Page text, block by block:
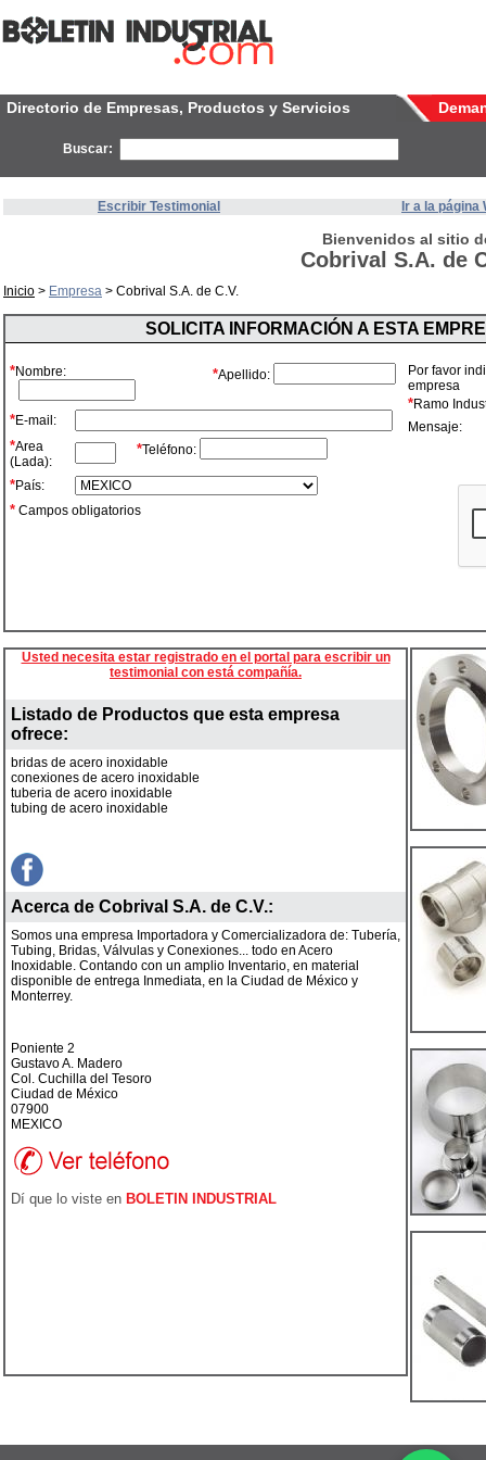
Directorio de Empresas, Productos y Servicios
Buscar:
Escribir Testimonial Ir a la página
Bienvenidos al sitio
Cobrival S.A. de
Inicio > Empresa > Cobrival S.A. de C.V.
SOLICITA INFORMACIÓN A ESTA
*Nombre: *Apellido:
*E-mail:
*Area
(Lada):
*Teléfono:
*País:
* Campos obligatorios
Por favor
empresa
*Ramo
Mensaje:
Usted necesita estar registrado en el portal para escribir un
testimonial con está compañía.
Listado de Productos que esta empresa
ofrece:
bridas de acero inoxidable
conexiones de acero inoxidable
tuberia de acero inoxidable
tubing de acero inoxidable
Acerca de Cobrival S.A. de C.V.:
Somos una empresa Importadora y Comercializadora de: Tubería,
Tubing, Bridas, Válvulas y Conexiones... todo en Acero
Inoxidable. Contando con un amplio Inventario, en material
disponible de entrega Inmediata, en la Ciudad de México y
Monterrey.
Poniente 2
Gustavo A. Madero
Col. Cuchilla del Tesoro
Ciudad de México
07900
MEXICO
Dí que lo viste en BOLETIN INDUSTRIAL